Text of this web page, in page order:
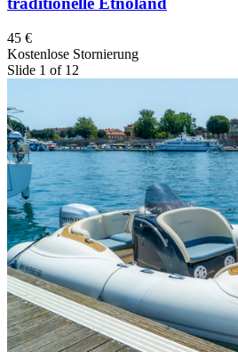
45 €
Kostenlose Stornierung
Slide 1 of 12